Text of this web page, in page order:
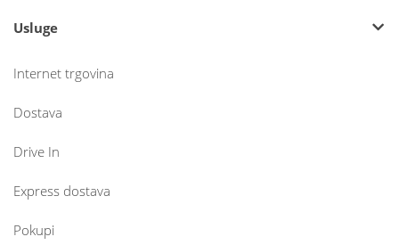
Usluge
Internet trgovina
Dostava
Drive In
Express dostava
Pokupi